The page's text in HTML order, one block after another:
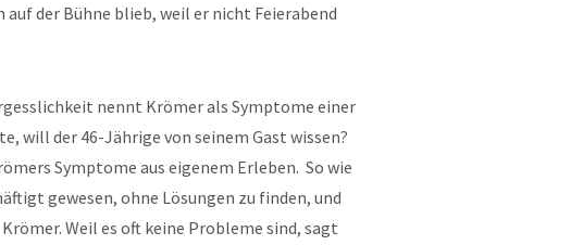
der Bühne blieb, weil er nicht Feierabend
nennt Krömer als Symptome einer
will der 46-Jährige von seinem Gast wissen?
Symptome aus eigenem Erleben. So wie
gewesen, ohne Lösungen zu finden, und
Weil es oft keine Probleme sind, sagt